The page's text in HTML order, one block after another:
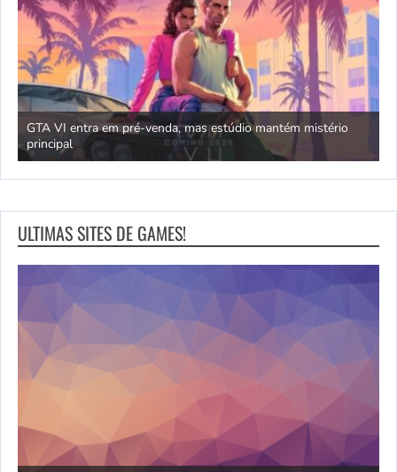
GTA VI entra em pré-venda, mas estúdio mantém mistério
principal
ULTIMAS SITES DE GAMES!